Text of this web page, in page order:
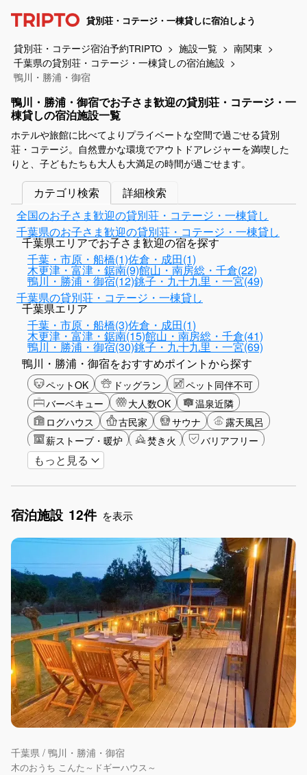
貸別荘・コテージ・一棟貸しに宿泊しよう
貸別荘・コテージ宿泊予約TRIPTO 施設一覧
南関東
千葉県の貸別荘・コテージ・一棟貸しの宿泊施設
鴨川・勝浦・御宿
鴨川・勝浦・御宿でお子さま歓迎の貸別荘・コテージ・一
棟貸しの宿泊施設一覧
ホテルや旅館に比べてよりプライベートな空間で過ごせる貸別
荘・コテージ。自然豊かな環境でアウトドアレジャーを満喫した
りと、子どもたちも大人も大満足の時間が過ごせます。
カテゴリ検索
詳細検索
全国のお子さま歓迎の貸別荘・コテージ・一棟貸し
千葉県のお子さま歓迎の貸別荘・コテージ・一棟貸し
千葉県エリアでお子さま歓迎の宿を探す
千葉・市原・船橋(1)佐倉・成田(1)
木更津・富津・鋸南(9)館山・南房総・千倉(22)
鴨川・勝浦・御宿(12)銚子・九十九里・一宮(49)
千葉県の貸別荘・コテージ・一棟貸し
千葉県エリア
千葉・市原・船橋(3)佐倉・成田(1)
木更津・富津・鋸南(15)館山・南房総・千倉(41)
鴨川・勝浦・御宿(30)銚子・九十九里・一宮(69)
鴨川・勝浦・御宿をおすすめポイントから探す
ペットOK ドッグラン
ペット同伴不可
バーベキュー
大人数OK
温泉近隣
ログハウス
古民家 サウナ
露天風呂
薪ストーブ・暖炉
焚き火
バリアフリー
カップル
女子旅
駅から徒歩圏内
もっと見る
宿泊施設 12件 を表示
千葉県 / 鴨川・勝浦・御宿
木のおうち こんた～ドギーハウス～